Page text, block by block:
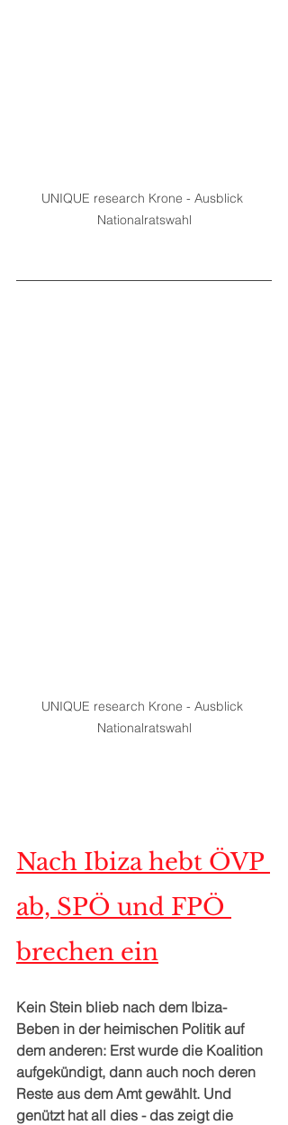
UNIQUE research Krone - Ausblick
Nationalratswahl
UNIQUE research Krone - Ausblick
Nationalratswahl
Nach Ibiza hebt ÖVP
ab, SPÖ und FPÖ
brechen ein
Kein Stein blieb nach dem Ibiza-
Beben in der heimischen Politik auf
dem anderen: Erst wurde die Koalition
aufgekündigt, dann auch noch deren
Reste aus dem Amt gewählt. Und
genützt hat all dies - das zeigt die